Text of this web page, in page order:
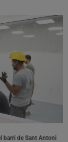
barri de Sant Antoni